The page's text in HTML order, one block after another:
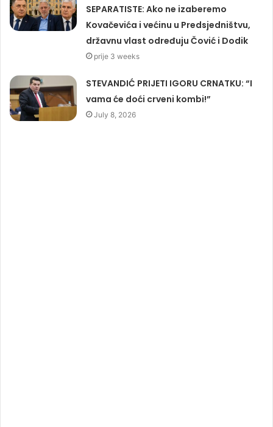
SEPARATISTE: Ako ne izaberemo
Kovačevića i većinu u Predsjedništvu,
državnu vlast određuju Čović i Dodik
prije 3 weeks
STEVANDIĆ PRIJETI IGORU CRNATKU: “I
vama će doći crveni kombi!”
July 8, 2026